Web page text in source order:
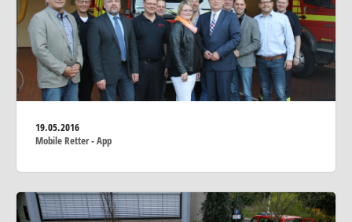
19.05.2016
Mobile Retter - App